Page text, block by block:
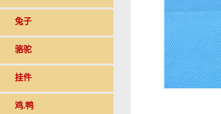
兔子
骆驼
挂件
鸡.鸭